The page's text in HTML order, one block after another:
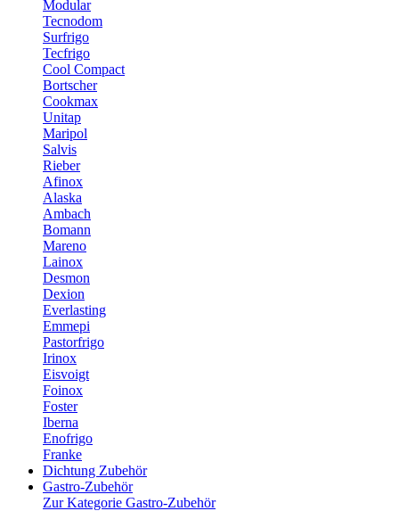
Modular
Tecnodom
Surfrigo
Tecfrigo
Cool Compact
Bortscher
Cookmax
Unitap
Maripol
Salvis
Rieber
Afinox
Alaska
Ambach
Bomann
Mareno
Lainox
Desmon
Dexion
Everlasting
Emmepi
Pastorfrigo
Irinox
Eisvoigt
Foinox
Foster
Iberna
Enofrigo
Franke
Dichtung Zubehör
Gastro-Zubehör
Zur Kategorie Gastro-Zubehör